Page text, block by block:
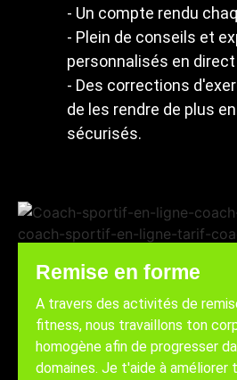
- Un compte rendu
- Plein de conseils et
personnalisés en
- Des corrections
de les rendre de plus
sécurisés.
Remise en forme
A travers des activités de
fitness, nous travaillons ton
homogène afin de progresser
domaines. Je t'aide à améliorer